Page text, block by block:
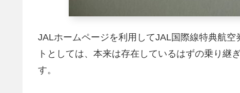
JALホームページを利用してJAL国際線特典航
トとしては、本来は存在しているはずの乗り継
す。